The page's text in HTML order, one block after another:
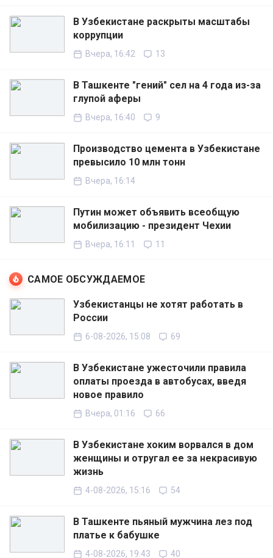
В Узбекистане раскрыты масштабы
коррупции
Вчера, 16:42 13
В Ташкенте "гений" сел на 4 года из-за
глупой аферы
Вчера, 16:40 9
Производство цемента в Узбекистане
превысило 10 млн тонн
Вчера, 16:14
Путин может объявить всеобщую
мобилизацию - президент Чехии
Вчера, 16:11 11
САМОЕ ОБСУЖДАЕМОЕ
Узбекистанцы не хотят работать в
России
6-08-2026, 15:08 69
В Узбекистане ужесточили правила
оплаты проезда в автобусах, введя
новое правило
Вчера, 01:16 66
В Узбекистане хоким ворвался в дом
женщины и отругал ее за некрасивую
жизнь
4-08-2026, 15:16 54
В Ташкенте пьяный мужчина лез под
платье к бабушке
4-08-2026, 19:43 40